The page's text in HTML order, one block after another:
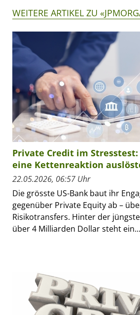
WEITERE ARTIKEL ZU
Private Credit im Stresstest:
eine Kettenreaktion
22.05.2026, 06:57 Uhr
Die grösste US-Bank baut ihr
gegenüber Private Equity ab –
Risikotransfers. Hinter der
über 4 Milliarden Dollar steht ein...